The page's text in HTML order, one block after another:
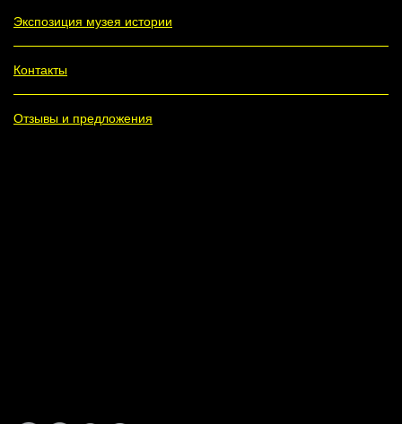
Экспозиция музея истории
Контакты
Отзывы и предложения